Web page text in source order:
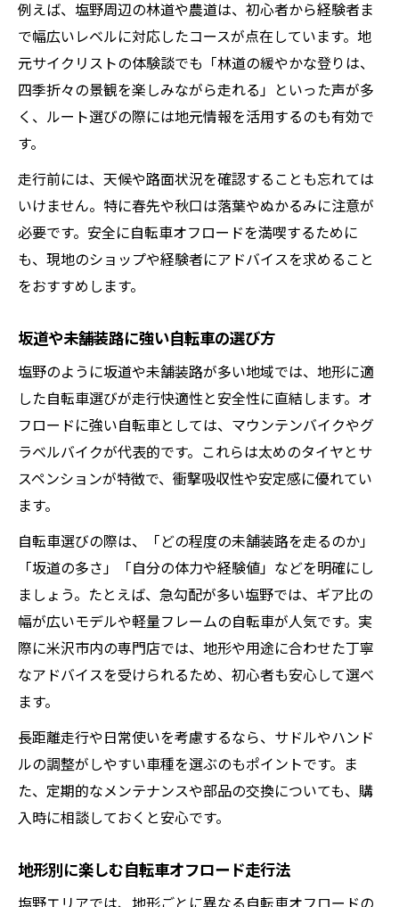
例えば、塩野周辺の林道や農道は、初心者から経験者ま
で幅広いレベルに対応したコースが点在しています。地
元サイクリストの体験談でも「林道の緩やかな登りは、
四季折々の景観を楽しみながら走れる」といった声が多
く、ルート選びの際には地元情報を活用するのも有効で
す。
走行前には、天候や路面状況を確認することも忘れては
いけません。特に春先や秋口は落葉やぬかるみに注意が
必要です。安全に自転車オフロードを満喫するために
も、現地のショップや経験者にアドバイスを求めること
をおすすめします。
坂道や未舗装路に強い自転車の選び方
塩野のように坂道や未舗装路が多い地域では、地形に適
した自転車選びが走行快適性と安全性に直結します。オ
フロードに強い自転車としては、マウンテンバイクやグ
ラベルバイクが代表的です。これらは太めのタイヤとサ
スペンションが特徴で、衝撃吸収性や安定感に優れてい
ます。
自転車選びの際は、「どの程度の未舗装路を走るのか」
「坂道の多さ」「自分の体力や経験値」などを明確にし
ましょう。たとえば、急勾配が多い塩野では、ギア比の
幅が広いモデルや軽量フレームの自転車が人気です。実
際に米沢市内の専門店では、地形や用途に合わせた丁寧
なアドバイスを受けられるため、初心者も安心して選べ
ます。
長距離走行や日常使いを考慮するなら、サドルやハンド
ルの調整がしやすい車種を選ぶのもポイントです。ま
た、定期的なメンテナンスや部品の交換についても、購
入時に相談しておくと安心です。
地形別に楽しむ自転車オフロード走行法